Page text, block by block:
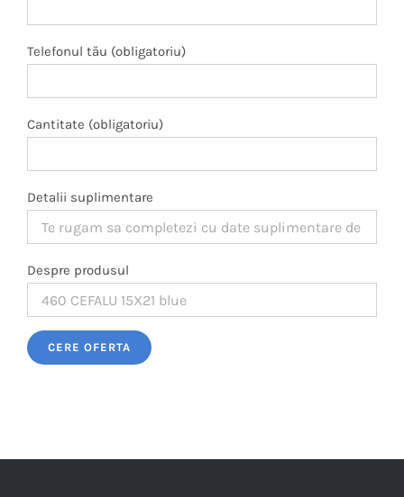
Telefonul tău (obligatoriu)
Cantitate (obligatoriu)
Detalii suplimentare
Despre produsul
Please leave this field empty.